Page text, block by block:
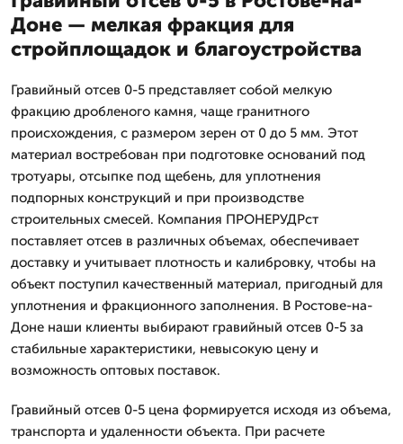
Доне — мелкая фракция для
стройплощадок и благоустройства
Гравийный отсев 0-5 представляет собой мелкую
фракцию дробленого камня, чаще гранитного
происхождения, с размером зерен от 0 до 5 мм. Этот
материал востребован при подготовке оснований под
тротуары, отсыпке под щебень, для уплотнения
подпорных конструкций и при производстве
строительных смесей. Компания ПРОНЕРУДРст
поставляет отсев в различных объемах, обеспечивает
доставку и учитывает плотность и калибровку, чтобы на
объект поступил качественный материал, пригодный для
уплотнения и фракционного заполнения. В Ростове-на-
Доне наши клиенты выбирают гравийный отсев 0-5 за
стабильные характеристики, невысокую цену и
возможность оптовых поставок.
Гравийный отсев 0-5 цена формируется исходя из объема,
транспорта и удаленности объекта. При расчете